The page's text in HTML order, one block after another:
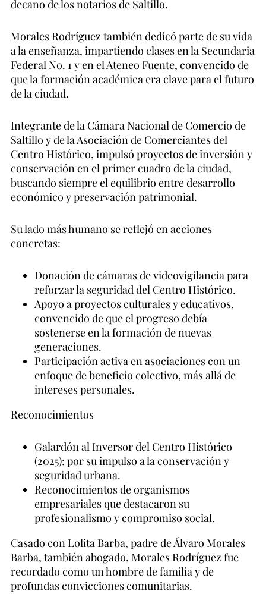
decano de los notarios de Saltillo.
Morales Rodríguez también dedicó parte de su vida
a la enseñanza, impartiendo clases en la Secundaria
Federal No. 1 y en el Ateneo Fuente, convencido de
que la formación académica era clave para el futuro
de la ciudad.
Integrante de la Cámara Nacional de Comercio de
Saltillo y de la Asociación de Comerciantes del
Centro Histórico, impulsó proyectos de inversión y
conservación en el primer cuadro de la ciudad,
buscando siempre el equilibrio entre desarrollo
económico y preservación patrimonial.
Su lado más humano se reflejó en acciones
concretas:
Donación de cámaras de videovigilancia para
reforzar la seguridad del Centro Histórico.
Apoyo a proyectos culturales y educativos,
convencido de que el progreso debía
sostenerse en la formación de nuevas
generaciones.
Participación activa en asociaciones con un
enfoque de beneficio colectivo, más allá de
intereses personales.
Reconocimientos
Galardón al Inversor del Centro Histórico
(2025): por su impulso a la conservación y
seguridad urbana.
Reconocimientos de organismos
empresariales que destacaron su
profesionalismo y compromiso social.
Casado con Lolita Barba, padre de Álvaro Morales
Barba, también abogado, Morales Rodríguez fue
recordado como un hombre de familia y de
profundas convicciones comunitarias.